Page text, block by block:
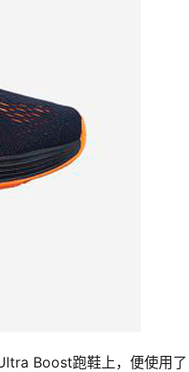
Boost跑鞋上，便使用了